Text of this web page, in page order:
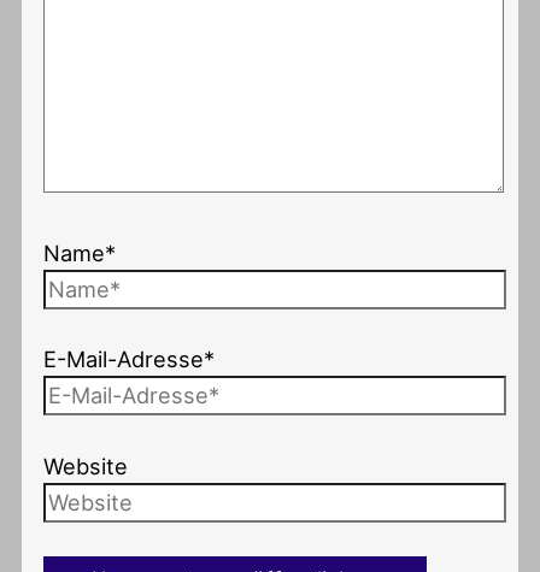
Name*
E-Mail-Adresse*
Website